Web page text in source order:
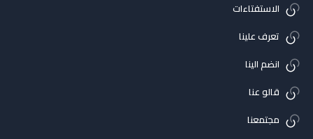
الاستفتاءات
تعرف علينا
انضم الينا
قالو عنا
مجتمعنا